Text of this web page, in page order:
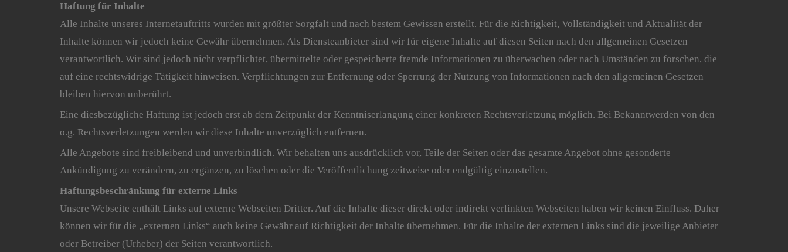
Haftung für Inhalte
Alle Inhalte unseres Internetauftritts wurden mit größter Sorgfalt und nach bestem Gewissen erstellt. Für die Richtigkeit, Vollständigkeit und Aktualität der
Inhalte können wir jedoch keine Gewähr übernehmen. Als Diensteanbieter sind wir für eigene Inhalte auf diesen Seiten nach den allgemeinen Gesetzen
verantwortlich. Wir sind jedoch nicht verpflichtet, übermittelte oder gespeicherte fremde Informationen zu überwachen oder nach Umständen zu forschen, die
auf eine rechtswidrige Tätigkeit hinweisen. Verpflichtungen zur Entfernung oder Sperrung der Nutzung von Informationen nach den allgemeinen Gesetzen
bleiben hiervon unberührt.
Eine diesbezügliche Haftung ist jedoch erst ab dem Zeitpunkt der Kenntniserlangung einer konkreten Rechtsverletzung möglich. Bei Bekanntwerden von den
o.g. Rechtsverletzungen werden wir diese Inhalte unverzüglich entfernen.
Alle Angebote sind freibleibend und unverbindlich. Wir behalten uns ausdrücklich vor, Teile der Seiten oder das gesamte Angebot ohne gesonderte
Ankündigung zu verändern, zu ergänzen, zu löschen oder die Veröffentlichung zeitweise oder endgültig einzustellen.
Haftungsbeschränkung für externe Links
Unsere Webseite enthält Links auf externe Webseiten Dritter. Auf die Inhalte dieser direkt oder indirekt verlinkten Webseiten haben wir keinen Einfluss. Daher
können wir für die „externen Links“ auch keine Gewähr auf Richtigkeit der Inhalte übernehmen. Für die Inhalte der externen Links sind die jeweilige Anbieter
oder Betreiber (Urheber) der Seiten verantwortlich.